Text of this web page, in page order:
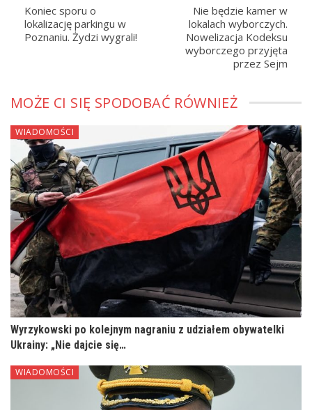
Koniec sporu o
lokalizację parkingu w
Poznaniu. Żydzi wygrali!
Nie będzie kamer w
lokalach wyborczych.
Nowelizacja Kodeksu
wyborczego przyjęta
przez Sejm
MOŻE CI SIĘ SPODOBAĆ RÓWNIEŻ
WIADOMOŚCI
Wyrzykowski po kolejnym nagraniu z udziałem obywatelki
Ukrainy: „Nie dajcie się…
WIADOMOŚCI